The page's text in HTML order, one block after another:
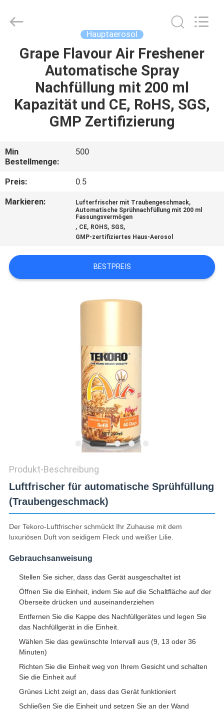
PRODUKTE
UNS
WERKSBESICHTIGUNG
QUALITÄTSKONTROLLE
SIE
UNS
DATENSCHUTZRICHTLINIE
INDUSTRY
Reserved.
Hauptaerosol
Grape Flavour Air Freshener
Automatische Spray
Nachfüllung mit 200 ml
Kapazität und CE, RoHS, SGS,
GMP Zertifizierung
Min
Bestellmenge:
500
Preis:
0.5
Markieren:
Lufterfrischer mit Traubengeschmack,
Automatische Sprühnachfüllung mit 200 ml
Fassungsvermögen
, CE, ROHS, SGS,
GMP-zertifiziertes Haus-Aerosol
BESTPREIS
Produkt-Beschreibung
Luftfrischer für automatische Sprühfüllung
(Traubengeschmack)
Der Tekoro-Luftfrischer schmückt Ihr Zuhause mit dem
luxuriösen Duft von seidigem Fleck und weißer Lilie.
Gebrauchsanweisung
Stellen Sie sicher, dass das Gerät ausgeschaltet ist
Öffnen Sie die Einheit, indem Sie auf die Schaltfläche auf der
Oberseite drücken und auseinanderziehen
Entfernen Sie die Kappe des Nachfüllgerätes und legen Sie
das Nachfüllgerät in die Einheit.
Wählen Sie das gewünschte Intervall aus (9, 13 oder 36
Minuten)
Richten Sie die Einheit weg von Ihrem Gesicht und schalten
Sie die Einheit auf
Grünes Licht zeigt an, dass das Gerät funktioniert
Schließen Sie die Einheit und setzen Sie an der Wand